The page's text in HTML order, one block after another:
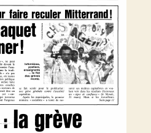
Marxisme
et
religions